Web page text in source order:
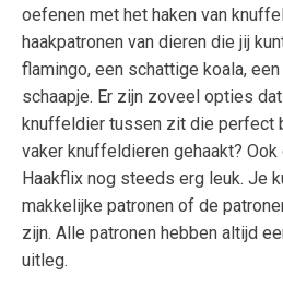
oefenen met het haken van
haakpatronen van dieren die jij
flamingo, een schattige koala,
schaapje. Er zijn zoveel opties
knuffeldier tussen zit die perfect
vaker knuffeldieren gehaakt?
Haakflix nog steeds erg leuk. Je
makkelijke patronen of de
zijn. Alle patronen hebben altijd
uitleg.